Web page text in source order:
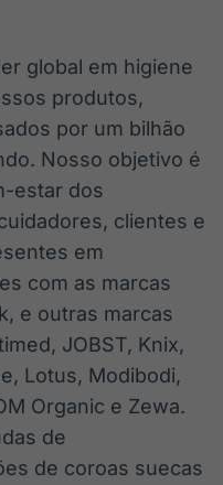
global em higiene
produtos,
por um bilhão
Nosso objetivo é
estar dos
clientes e
em
com as marcas
e outras marcas
JOBST, Knix,
Lotus, Modibodi,
Organic e Zewa.
de
de coroas suecas